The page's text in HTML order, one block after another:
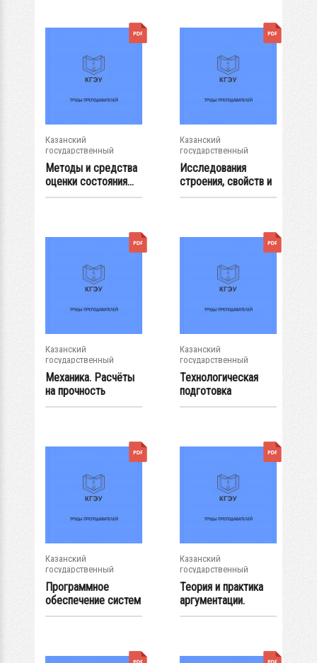
Казанский
государственный
энергетический...
Методы и средства
оценки состояния...
Казанский
государственный
энергетический...
Исследования
строения, свойств и
технологии...
Казанский
государственный
энергетический...
Механика. Расчёты
на прочность
элементов...
Казанский
государственный
энергетический...
Технологическая
подготовка
производства
Казанский
государственный
энергетический...
Программное
обеспечение систем
управления
Казанский
государственный
энергетический...
Теория и практика
аргументации.
Конспекты лекций...